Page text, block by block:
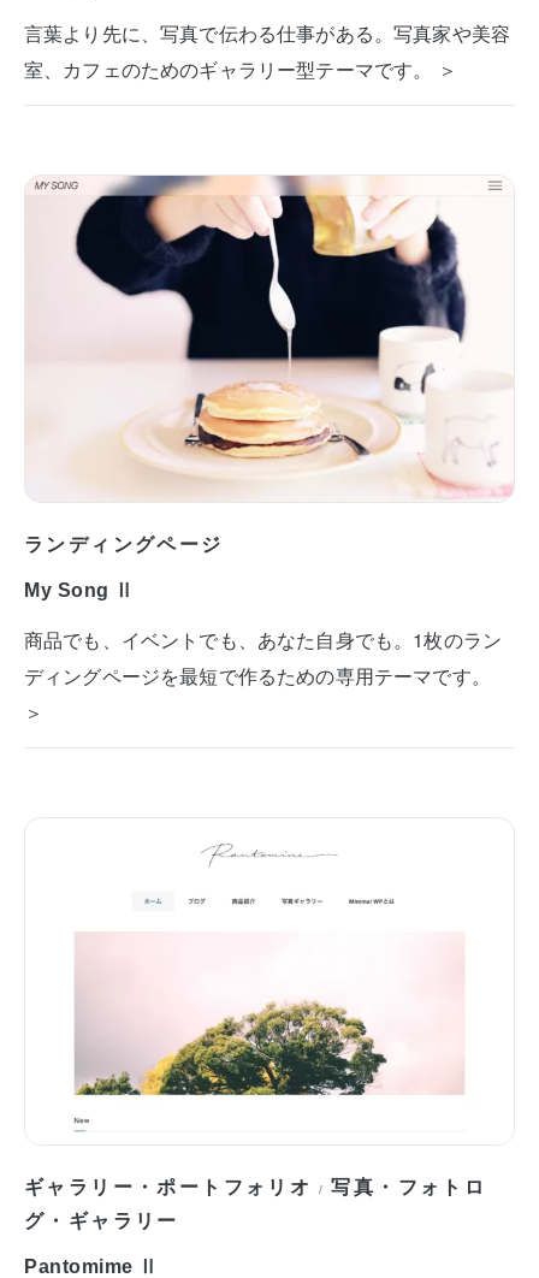
言葉より先に、写真で伝わる仕事がある。写真家や美容
室、カフェのためのギャラリー型テーマです。 ＞
ランディングページ
My Song Ⅱ
商品でも、イベントでも、あなた自身でも。1枚のラン
ディングページを最短で作るための専用テーマです。
＞
ギャラリー・ポートフォリオ /写真・フォトロ
グ・ギャラリー
Pantomime Ⅱ